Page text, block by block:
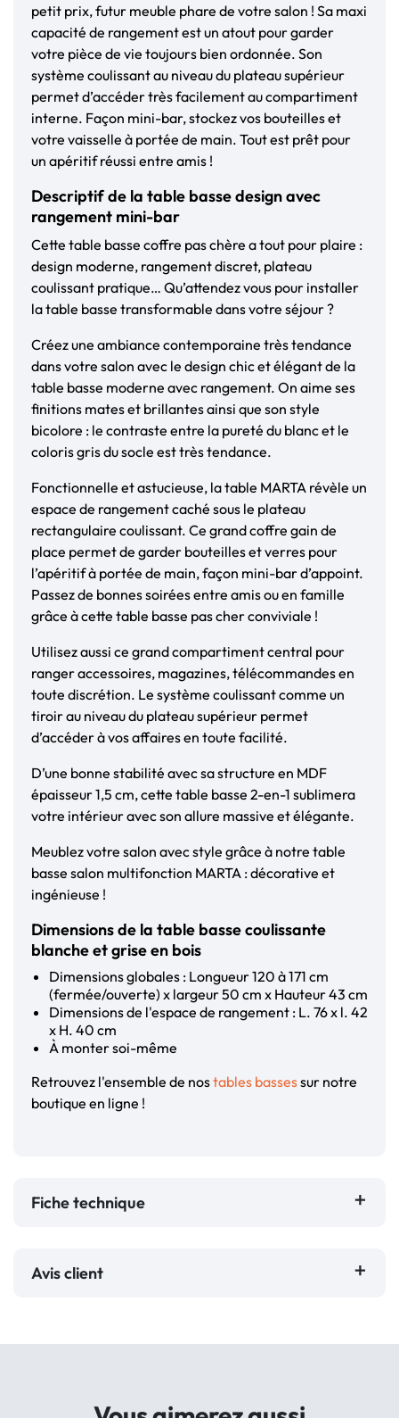
petit prix, futur meuble phare de votre salon ! Sa maxi
capacité de rangement est un atout pour garder
votre pièce de vie toujours bien ordonnée. Son
système coulissant au niveau du plateau supérieur
permet d’accéder très facilement au compartiment
interne. Façon mini-bar, stockez vos bouteilles et
votre vaisselle à portée de main. Tout est prêt pour
un apéritif réussi entre amis !
Descriptif de la table basse design avec
rangement mini-bar
Cette table basse coffre pas chère a tout pour plaire :
design moderne, rangement discret, plateau
coulissant pratique… Qu’attendez vous pour installer
la table basse transformable dans votre séjour ?
Créez une ambiance contemporaine très tendance
dans votre salon avec le design chic et élégant de la
table basse moderne avec rangement. On aime ses
finitions mates et brillantes ainsi que son style
bicolore : le contraste entre la pureté du blanc et le
coloris gris du socle est très tendance.
Fonctionnelle et astucieuse, la table MARTA révèle un
espace de rangement caché sous le plateau
rectangulaire coulissant. Ce grand coffre gain de
place permet de garder bouteilles et verres pour
l’apéritif à portée de main, façon mini-bar d’appoint.
Passez de bonnes soirées entre amis ou en famille
grâce à cette table basse pas cher conviviale !
Utilisez aussi ce grand compartiment central pour
ranger accessoires, magazines, télécommandes en
toute discrétion. Le système coulissant comme un
tiroir au niveau du plateau supérieur permet
d’accéder à vos affaires en toute facilité.
D’une bonne stabilité avec sa structure en MDF
épaisseur 1,5 cm, cette table basse 2-en-1 sublimera
votre intérieur avec son allure massive et élégante.
Meublez votre salon avec style grâce à notre table
basse salon multifonction MARTA : décorative et
ingénieuse !
Dimensions de la table basse coulissante
blanche et grise en bois
Dimensions globales : Longueur 120 à 171 cm
(fermée/ouverte) x largeur 50 cm x Hauteur 43 cm
Dimensions de l'espace de rangement : L. 76 x l. 42
x H. 40 cm
À monter soi-même
Retrouvez l'ensemble de nostables bassessur notre
boutique en ligne !
Fiche technique
Avis client